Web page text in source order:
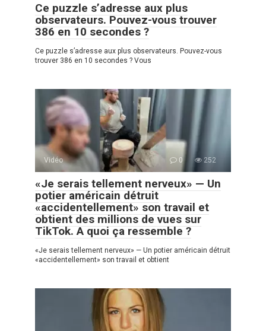
Ce puzzle s’adresse aux plus
observateurs. Pouvez-vous trouver
386 en 10 secondes ?
Ce puzzle s’adresse aux plus observateurs. Pouvez-vous
trouver 386 en 10 secondes ? Vous
Vidéo 0 252
«Je serais tellement nerveux» — Un
potier américain détruit
«accidentellement» son travail et
obtient des millions de vues sur
TikTok. A quoi ça ressemble ?
«Je serais tellement nerveux» — Un potier américain détruit
«accidentellement» son travail et obtient